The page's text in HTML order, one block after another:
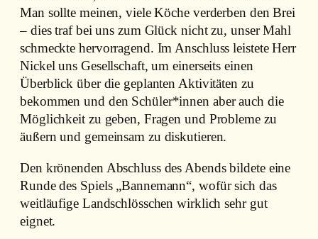
Man sollte meinen, viele Köche verderben den Brei
– dies traf bei uns zum Glück nicht zu, unser Mahl
schmeckte hervorragend. Im Anschluss leistete Herr
Nickel uns Gesellschaft, um einerseits einen
Überblick über die geplanten Aktivitäten zu
bekommen und den Schüler*innen aber auch die
Möglichkeit zu geben, Fragen und Probleme zu
äußern und gemeinsam zu diskutieren.
Den krönenden Abschluss des Abends bildete eine
Runde des Spiels „Bannemann“, wofür sich das
weitläufige Landschlösschen wirklich sehr gut
eignet.